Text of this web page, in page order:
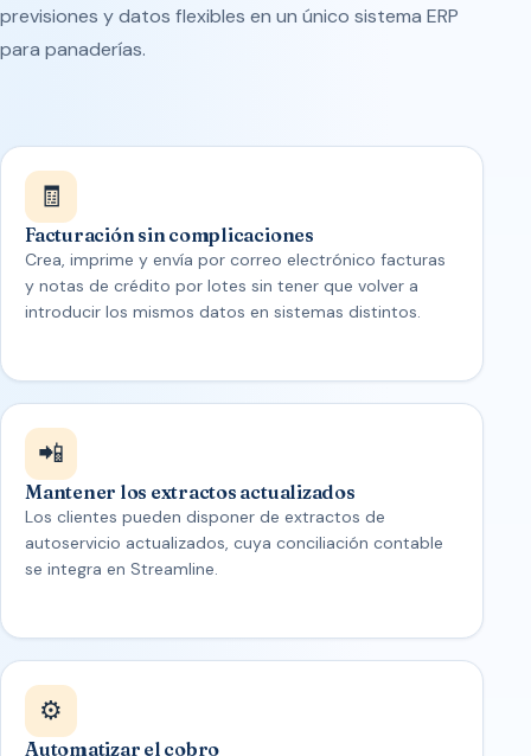
previsiones y datos flexibles en un único sistema ERP
para panaderías.
🧾
Facturación sin complicaciones
Crea, imprime y envía por correo electrónico facturas
y notas de crédito por lotes sin tener que volver a
introducir los mismos datos en sistemas distintos.
📲
Mantener los extractos actualizados
Los clientes pueden disponer de extractos de
autoservicio actualizados, cuya conciliación contable
se integra en Streamline.
⚙️
Automatizar el cobro